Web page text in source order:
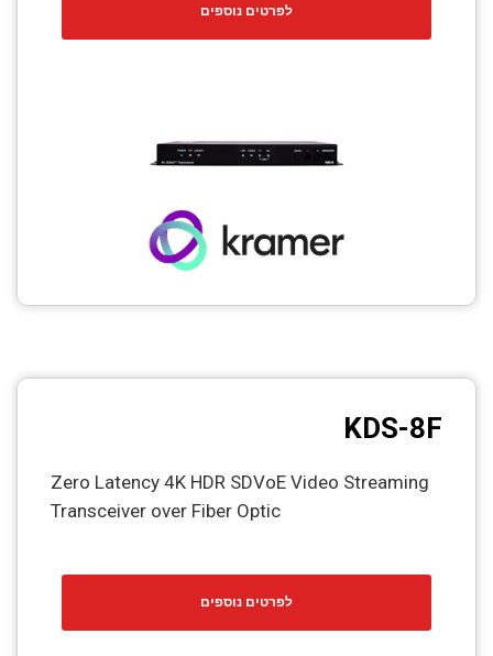
לפרטים נוספים
KDS-8F
Zero Latency 4K HDR SDVoE Video Streaming
Transceiver over Fiber Optic
לפרטים נוספים